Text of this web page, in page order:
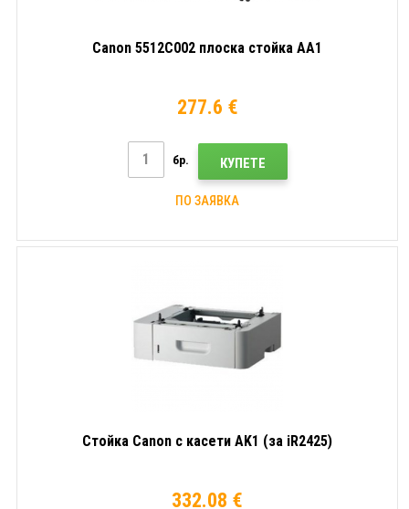
Canon 5512C002 плоска стойка AA1
277.6 €
бр. КУПЕТЕ
ПО ЗАЯВКА
Стойка Canon с касети AK1 (за iR2425)
332.08 €